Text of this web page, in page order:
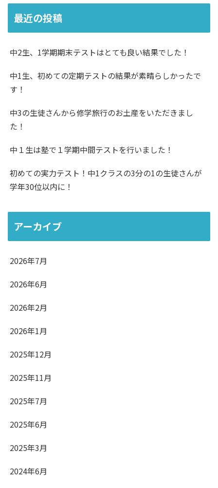
最近の投稿
中2生、1学期期末テストはとても良い結果でした！
中1生、初めての定期テストの結果が素晴らしかったで
す！
中3の生徒さんから修学旅行のお土産をいただきまし
た！
中１生は塾で１学期中間テストを行いました！
初めての実力テスト！中1クラスの3分の1の生徒さんが
学年30位以内に！
アーカイブ
2026年7月
2026年6月
2026年2月
2026年1月
2025年12月
2025年11月
2025年7月
2025年6月
2025年3月
2024年6月